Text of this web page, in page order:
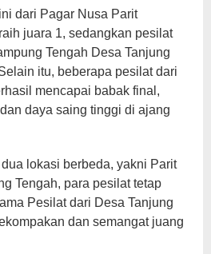
dari Pagar Nusa Parit
juara 1, sedangkan pesilat
Tengah Desa Tanjung
itu, beberapa pesilat dari
mencapai babak final,
daya saing tinggi di ajang
lokasi berbeda, yakni Parit
Tengah, para pesilat tetap
Pesilat dari Desa Tanjung
dan semangat juang